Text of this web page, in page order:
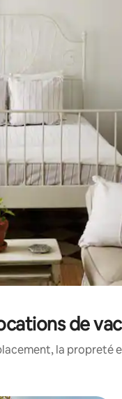
flèches vers le haut et
de
la